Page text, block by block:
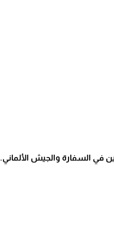
في السفارة والجيش الألماني.